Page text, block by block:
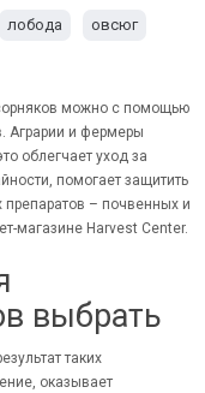
лобода овсюг
можно с помощью
Аграрии и фермеры
облегчает уход за
помогает защитить
препаратов – почвенных и
магазине Harvest Center.
выбрать
таких
оказывает